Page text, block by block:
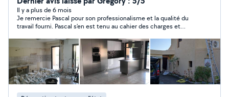
Il y a plus de 6 mois
Je remercie Pascal pour son professionalisme et la qualité du
travail fourni. Pascal s'en est tenu au cahier des charges et
très proprement, ce qui est un gage de qualité dans ce
domaine. Merci!